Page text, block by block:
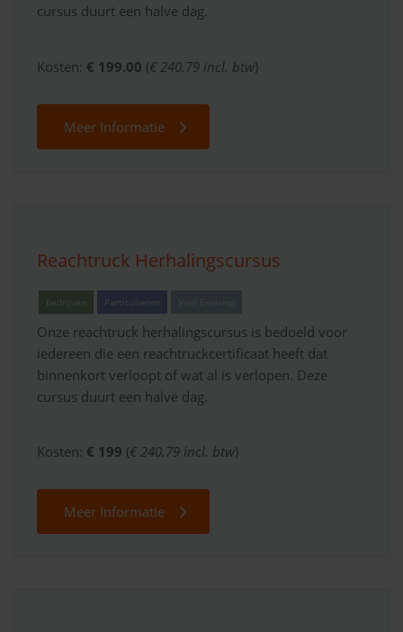
cursus duurt een halve dag.
Kosten: € 199.00 (€ 240.79 incl. btw)
Meer Informatie
Reachtruck Herhalingscursus
Bedrijven Particulieren
Onze reachtruck herhalingscursus is bedoeld voor
iedereen die een reachtruckcertificaat heeft dat
binnenkort verloopt of wat al is verlopen. Deze
cursus duurt een halve dag.
Kosten: € 199 (€ 240.79 incl. btw)
Meer Informatie